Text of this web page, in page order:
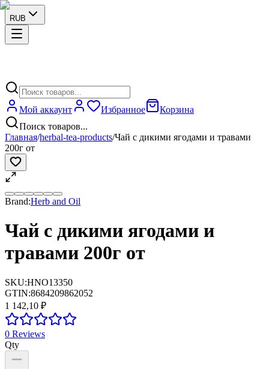
RUB
Мой аккаунт Избранное
Корзина
Поиск товаров...
Главная/herbal-tea-products/Чай с дикими ягодами и травами
200г от
Brand:Herb and Oil
Чай с дикими ягодами и
травами 200г от
SKU:HNO13350
GTIN:8684209862052
1 142,10 ₽
0 Reviews
Qty